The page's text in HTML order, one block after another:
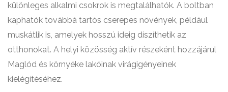
különleges alkalmi csokrok is megtalálhatók. A boltban
kaphatók továbbá tartós cserepes növények, például
muskátlik is, amelyek hosszú ideig díszíthetik az
otthonokat. A helyi közösség aktív részeként hozzájárul
Maglód és környéke lakóinak virágigényeinek
kielégítéséhez.